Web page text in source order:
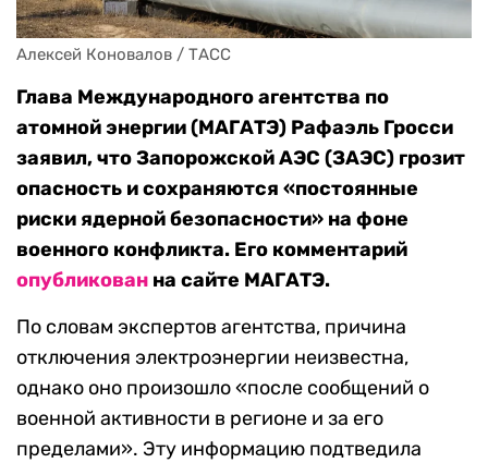
Алексей Коновалов / ТАСС
Глава Международного агентства по
атомной энергии (МАГАТЭ) Рафаэль Гросси
заявил, что Запорожской АЭС (ЗАЭС) грозит
опасность и сохраняются «постоянные
риски ядерной безопасности» на фоне
военного конфликта. Его комментарий
опубликован на сайте МАГАТЭ.
По словам экспертов агентства, причина
отключения электроэнергии неизвестна,
однако оно произошло «после сообщений о
военной активности в регионе и за его
пределами». Эту информацию подтведила